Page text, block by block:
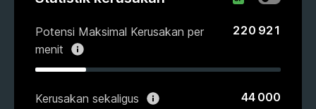
Potensi Maksimal Kerusakan per
menit
220 921
Kerusakan sekaligus 44 000